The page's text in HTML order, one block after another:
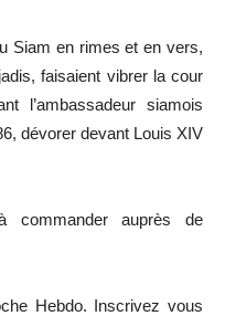
Siam en rimes et en vers,
faisaient vibrer la cour
l’ambassadeur siamois
dévorer devant Louis XIV
commander auprès de
Hebdo. Inscrivez vous